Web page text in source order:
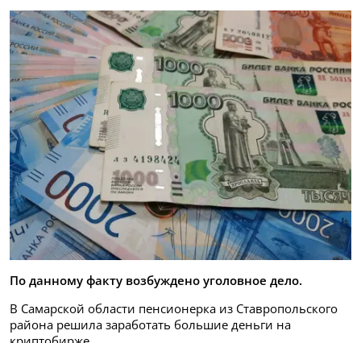
По данному факту возбуждено уголовное дело.
В Самарской области пенсионерка из Ставропольского
района решила заработать большие деньги на